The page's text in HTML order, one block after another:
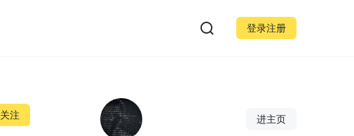
登录注册
关注 进主页